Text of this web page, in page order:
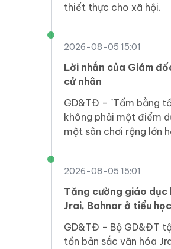
thiết thực cho xã hội.
2026-08-05 15:01
Lời nhắn của Giám
cử nhân
GD&TĐ - "Tấm bằng
không phải một điểm
một sân chơi rộng lớn
2026-08-05 15:01
Tăng cường giáo
Jrai, Bahnar ở tiểu học
GD&TĐ - Bộ GD&ĐT
tồn bản sắc văn hóa